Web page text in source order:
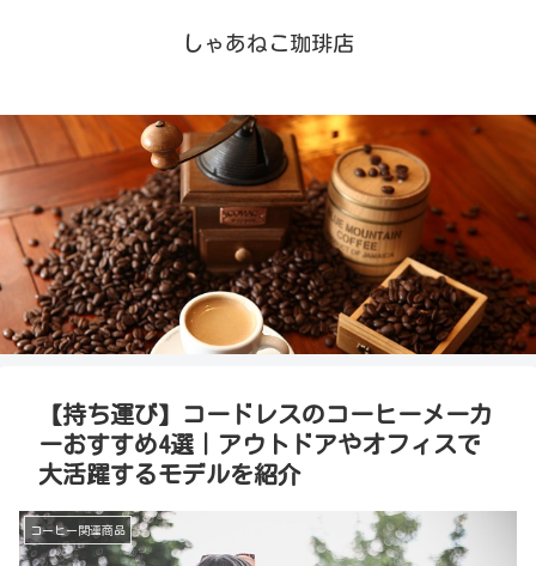
しゃあねこ珈琲店
【持ち運び】コードレスのコーヒーメーカ
ーおすすめ4選｜アウトドアやオフィスで
大活躍するモデルを紹介
コーヒー関連商品